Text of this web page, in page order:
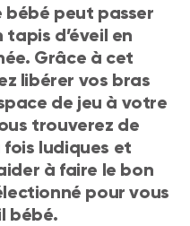
peut passer
tapis d’éveil en
Grâce à cet
libérer vos bras
de jeu à votre
trouverez de
ludiques et
à faire le bon
pour vous
bébé.